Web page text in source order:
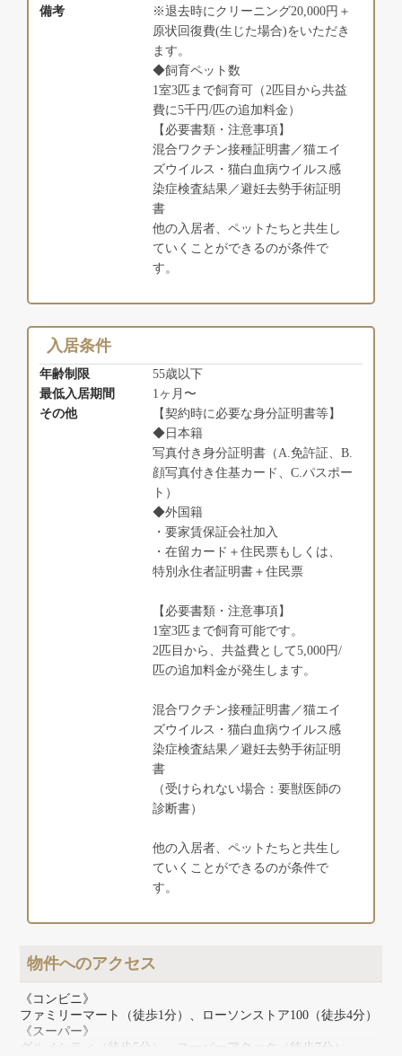
備考
※退去時にクリーニング20,000円＋
原状回復費(生じた場合)をいただき
ます。
◆飼育ペット数
1室3匹まで飼育可（2匹目から共益
費に5千円/匹の追加料金）
【必要書類・注意事項】
混合ワクチン接種証明書／猫エイ
ズウイルス・猫白血病ウイルス感
染症検査結果／避妊去勢手術証明
書
他の入居者、ペットたちと共生し
ていくことができるのが条件で
す。
入居条件
年齢制限
55歳以下
最低入居期間
1ヶ月〜
その他
【契約時に必要な身分証明書等】
◆日本籍
写真付き身分証明書（A.免許証、B.
顔写真付き住基カード、C.パスポー
ト）
◆外国籍
・要家賃保証会社加入
・在留カード＋住民票もしくは、
特別永住者証明書＋住民票
【必要書類・注意事項】
1室3匹まで飼育可能です。
2匹目から、共益費として5,000円/
匹の追加料金が発生します。
混合ワクチン接種証明書／猫エイ
ズウイルス・猫白血病ウイルス感
染症検査結果／避妊去勢手術証明
書
（受けられない場合：要獣医師の
診断書）
他の入居者、ペットたちと共生し
ていくことができるのが条件で
す。
物件へのアクセス
《コンビニ》
ファミリーマート（徒歩1分）、ローソンストア100（徒歩4分）
《スーパー》
グルメシティ（徒歩5分）、スーパーアタック（徒歩7分）